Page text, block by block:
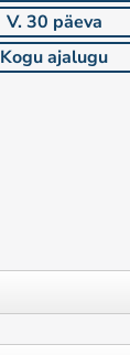
V. 30 päeva
Kogu ajalugu